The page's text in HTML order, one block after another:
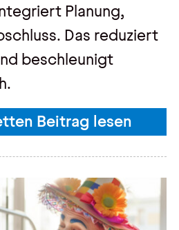
Planung,
Das reduziert
beschleunigt
Beitrag lesen